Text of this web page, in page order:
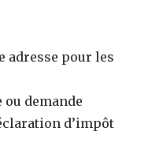
adresse pour les
ou demande
d’impôt